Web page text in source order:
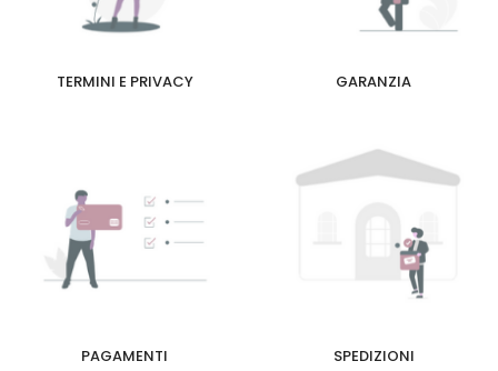
TERMINI E PRIVACY GARANZIA
PAGAMENTI SPEDIZIONI